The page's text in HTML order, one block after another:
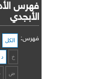
فهرس
الأبجدي
فهرس: الكل
خ د
ض